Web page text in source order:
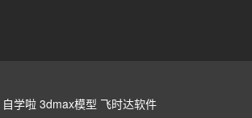
自学啦 3dmax模型 飞时达软件